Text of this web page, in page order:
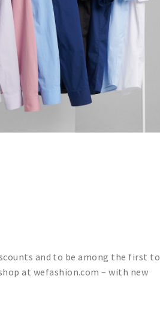
and to be among the first to
at wefashion.com – with new